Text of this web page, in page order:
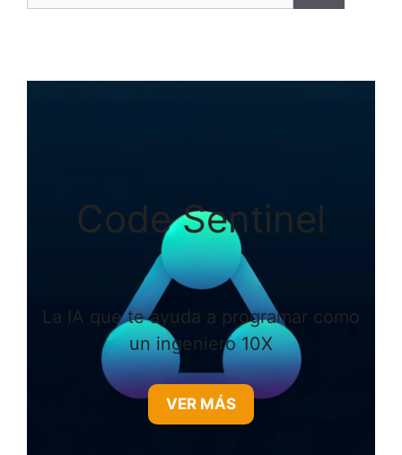
Code Sentinel
La IA que te ayuda a programar como
un ingeniero 10X
VER MÁS